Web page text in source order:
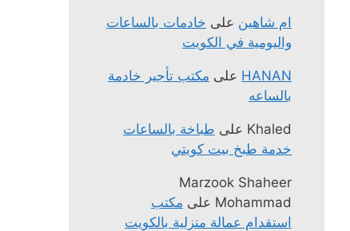
ام شاهين على خادمات بالساعات
واليومية في الكويت
HANAN على مكتب تأجير خادمة
بالساعه
Khaled على طباخة بالساعات
خدمة طبخ بيت كويتي
Marzook Shaheer
Mohammad على مكتب
استقدام عمالة منزلية بالكويت